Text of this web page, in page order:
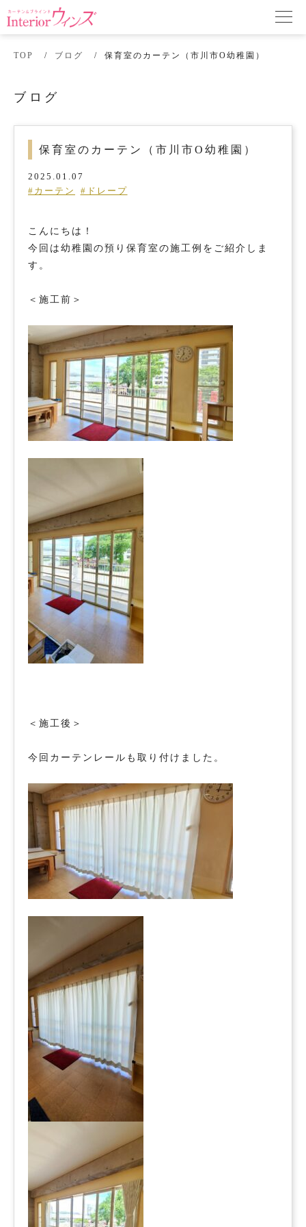
TOP ブログ 保育室のカーテン（市川市O幼稚園）
ブログ
保育室のカーテン（市川市O幼稚園）
2025.01.07
#カーテン
#ドレープ
こんにちは！
今回は幼稚園の預り保育室の施工例をご紹介しま
す。
＜施工前＞
＜施工後＞
今回カーテンレールも取り付けました。